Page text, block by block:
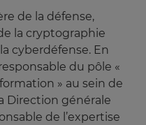
de la défense,
la cryptographie
cyberdéfense. En
du pôle «
» au sein de
Direction générale
de l’expertise